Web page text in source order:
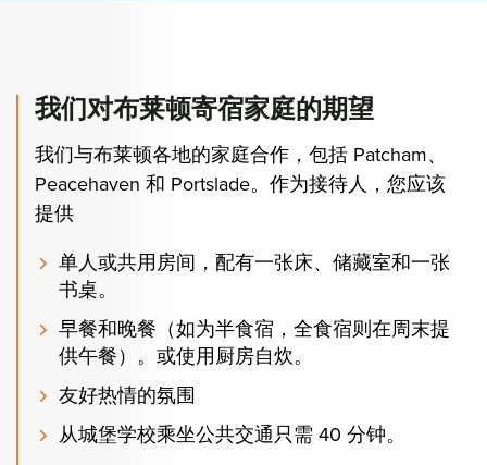
我们对布莱顿寄宿家庭的期望
我们与布莱顿各地的家庭合作，包括 Patcham、
Peacehaven 和 Portslade。作为接待人，您应该
提供
单人或共用房间，配有一张床、储藏室和一张
书桌。
早餐和晚餐（如为半食宿，全食宿则在周末提
供午餐）。或使用厨房自炊。
友好热情的氛围
从城堡学校乘坐公共交通只需 40 分钟。